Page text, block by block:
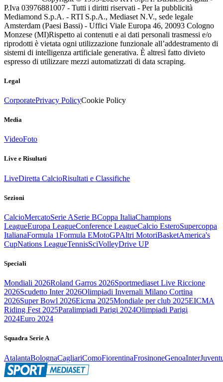
P.Iva 03976881007 - Tutti i diritti riservati - Per la pubblicità
Mediamond S.p.A. - RTI S.p.A., Mediaset N.V., sede legale
Amsterdam (Paesi Bassi) - Uffici Viale Europa 46, 20093 Cologno
Monzese (MI)Rispetto ai contenuti e ai dati personali trasmessi e/o
riprodotti è vietata ogni utilizzazione funzionale all’addestramento di
sistemi di intelligenza artificiale generativa. È altresì fatto divieto
espresso di utilizzare mezzi automatizzati di data scraping.
Legal
CorporatePrivacy PolicyCookie Policy
Media
VideoFoto
Live e Risultati
LiveDiretta CalcioRisultati e Classifiche
Sezioni
CalcioMercatoSerie ASerie BCoppa ItaliaChampions
LeagueEuropa LeagueConference LeagueCalcio EsteroSupercoppa
ItalianaFormula 1Formula EMotoGPAltri MotoriBasketAmerica's
CupNations LeagueTennisSciVolleyDrive UP
Speciali
Mondiali 2026Roland Garros 2026Sportmediaset Live Riccione
2026Scudetto Inter 2026Olimpiadi Invernali Milano Cortina
2026Super Bowl 2026Eicma 2025Mondiale per club 2025EICMA
Riding Fest 2025Paralimpiadi Parigi 2024Olimpiadi Parigi
2024Euro 2024
Squadra Serie A
AtalantaBolognaCagliariComoFiorentinaFrosinoneGenoaInter